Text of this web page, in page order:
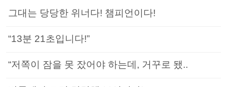
그대는 당당한 위너다! 챔피언이다!
“13분 21초입니다!”
“저쪽이 잠을 못 잤어야 하는데, 거꾸로 됐..